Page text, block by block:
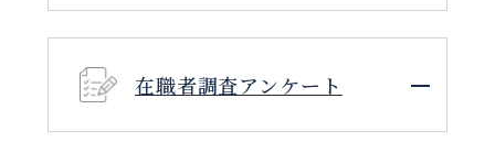
在職者調査アンケート